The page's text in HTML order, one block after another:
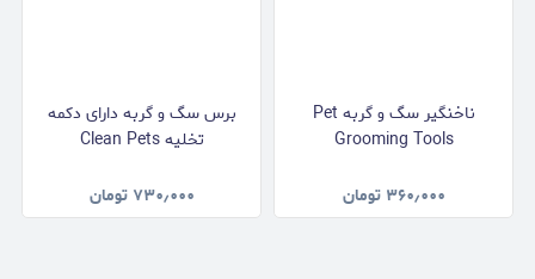
ناخنگیر سگ و گربه Pet
Grooming Tools
۳۶۰٫۰۰۰ تومان
برس سگ و گربه دارای دکمه
تخلیه Clean Pets
۷۳۰٫۰۰۰ تومان